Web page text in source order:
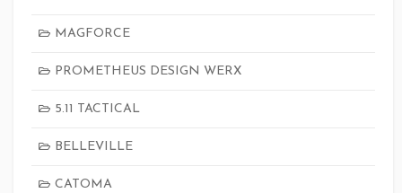
MAGFORCE
PROMETHEUS DESIGN WERX
5.11 TACTICAL
BELLEVILLE
CATOMA